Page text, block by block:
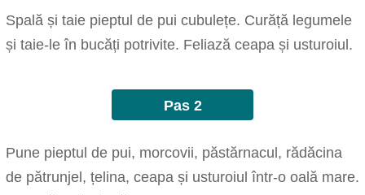
Spală și taie pieptul de pui cubulețe. Curăță legumele
și taie-le în bucăți potrivite. Feliază ceapa și usturoiul.
Pas 2
Pune pieptul de pui, morcovii, păstărnacul, rădăcina
de pătrunjel, țelina, ceapa și usturoiul într-o oală mare.